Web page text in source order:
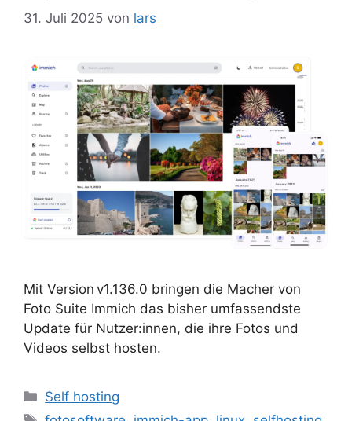
31. Juli 2025 von lars
Mit Version v1.136.0 bringen die Macher von
Foto Suite Immich das bisher umfassendste
Update für Nutzer:innen, die ihre Fotos und
Videos selbst hosten.
Kategorien
Self hosting
Schlagwörter